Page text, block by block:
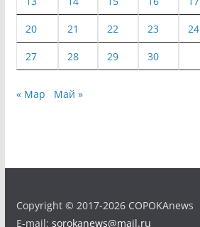
20 21 22 23 24
27 28 29 30
« Мар Май »
Copyright © 2017-2026 COPOKAnews
E-mail: sorokanews@mail.ru